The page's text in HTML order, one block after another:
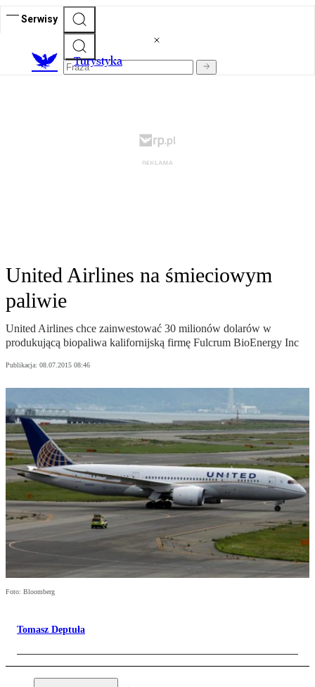
Serwisy
Turystyka
United Airlines na śmieciowym
paliwie
United Airlines chce zainwestować 30 milionów dolarów w
produkującą biopaliwa kalifornijską firmę Fulcrum BioEnergy Inc
Publikacja: 08.07.2015 08:46
Foto: Bloomberg
Tomasz Deptuła